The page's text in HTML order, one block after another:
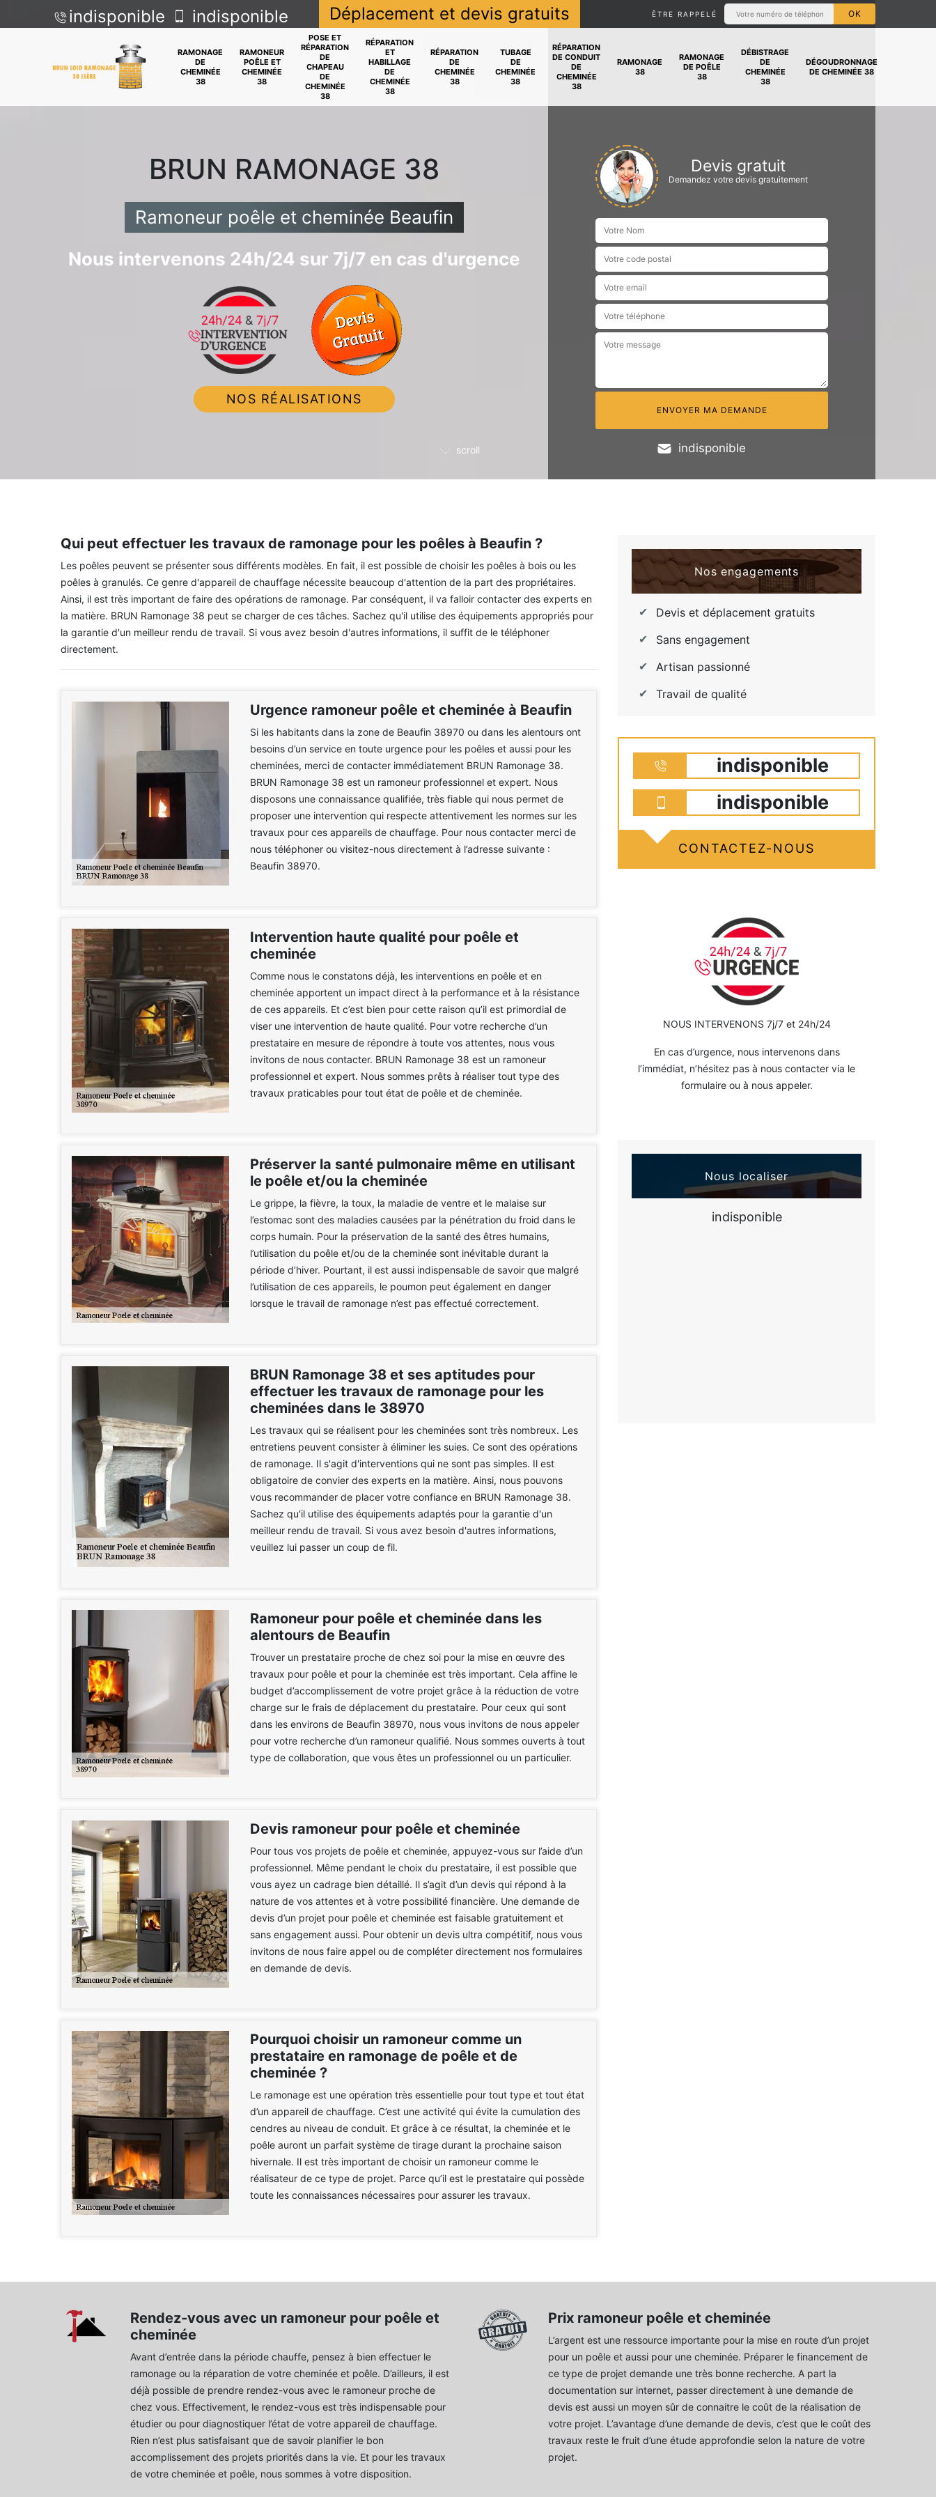
indisponible indisponible Déplacement et devis gratuits ÊTRE RAPPELÉ
RAMONAGE
DE
CHEMINÉE
38
RAMONEUR
POÊLE ET
CHEMINÉE
38
POSE ET
RÉPARATION
DE
CHAPEAU
DE
CHEMINÉE
38
RÉPARATION
ET
HABILLAGE
DE
CHEMINÉE
38
RÉPARATION
DE
CHEMINÉE
38
TUBAGE
DE
CHEMINÉE
38
RÉPARATION
DE CONDUIT
DE
CHEMINÉE
38
RAMONAGE
38
RAMONAGE
DE POÊLE
38
DÉBISTRAGE
DE
CHEMINÉE
38
DÉGOUDRONNAGE
DE CHEMINÉE 38
scroll
BRUN RAMONAGE 38
Ramoneur poêle et cheminée Beaufin
Nous intervenons 24h/24 sur 7j/7 en cas d'urgence
NOS RÉALISATIONS
Devis gratuit
Demandez votre devis gratuitement
indisponible
Qui peut effectuer les travaux de ramonage pour les poêles à Beaufin ?
Les poêles peuvent se présenter sous différents modèles. En fait, il est possible de choisir les poêles à bois ou les
poêles à granulés. Ce genre d'appareil de chauffage nécessite beaucoup d'attention de la part des propriétaires.
Ainsi, il est très important de faire des opérations de ramonage. Par conséquent, il va falloir contacter des experts en
la matière. BRUN Ramonage 38 peut se charger de ces tâches. Sachez qu'il utilise des équipements appropriés pour
la garantie d'un meilleur rendu de travail. Si vous avez besoin d'autres informations, il suffit de le téléphoner
directement.
Urgence ramoneur poêle et cheminée à Beaufin
Si les habitants dans la zone de Beaufin 38970 ou dans les alentours ont
besoins d’un service en toute urgence pour les poêles et aussi pour les
cheminées, merci de contacter immédiatement BRUN Ramonage 38.
BRUN Ramonage 38 est un ramoneur professionnel et expert. Nous
disposons une connaissance qualifiée, très fiable qui nous permet de
proposer une intervention qui respecte attentivement les normes sur les
travaux pour ces appareils de chauffage. Pour nous contacter merci de
nous téléphoner ou visitez-nous directement à l’adresse suivante :
Beaufin 38970.
Intervention haute qualité pour poêle et
cheminée
Comme nous le constatons déjà, les interventions en poêle et en
cheminée apportent un impact direct à la performance et à la résistance
de ces appareils. Et c’est bien pour cette raison qu’il est primordial de
viser une intervention de haute qualité. Pour votre recherche d’un
prestataire en mesure de répondre à toute vos attentes, nous vous
invitons de nous contacter. BRUN Ramonage 38 est un ramoneur
professionnel et expert. Nous sommes prêts à réaliser tout type des
travaux praticables pour tout état de poêle et de cheminée.
Préserver la santé pulmonaire même en utilisant
le poêle et/ou la cheminée
Le grippe, la fièvre, la toux, la maladie de ventre et le malaise sur
l’estomac sont des maladies causées par la pénétration du froid dans le
corps humain. Pour la préservation de la santé des êtres humains,
l’utilisation du poêle et/ou de la cheminée sont inévitable durant la
période d’hiver. Pourtant, il est aussi indispensable de savoir que malgré
l’utilisation de ces appareils, le poumon peut également en danger
lorsque le travail de ramonage n’est pas effectué correctement.
BRUN Ramonage 38 et ses aptitudes pour
effectuer les travaux de ramonage pour les
cheminées dans le 38970
Les travaux qui se réalisent pour les cheminées sont très nombreux. Les
entretiens peuvent consister à éliminer les suies. Ce sont des opérations
de ramonage. Il s'agit d'interventions qui ne sont pas simples. Il est
obligatoire de convier des experts en la matière. Ainsi, nous pouvons
vous recommander de placer votre confiance en BRUN Ramonage 38.
Sachez qu'il utilise des équipements adaptés pour la garantie d'un
meilleur rendu de travail. Si vous avez besoin d'autres informations,
veuillez lui passer un coup de fil.
Ramoneur pour poêle et cheminée dans les
alentours de Beaufin
Trouver un prestataire proche de chez soi pour la mise en œuvre des
travaux pour poêle et pour la cheminée est très important. Cela affine le
budget d’accomplissement de votre projet grâce à la réduction de votre
charge sur le frais de déplacement du prestataire. Pour ceux qui sont
dans les environs de Beaufin 38970, nous vous invitons de nous appeler
pour votre recherche d’un ramoneur qualifié. Nous sommes ouverts à tout
type de collaboration, que vous êtes un professionnel ou un particulier.
Devis ramoneur pour poêle et cheminée
Pour tous vos projets de poêle et cheminée, appuyez-vous sur l’aide d’un
professionnel. Même pendant le choix du prestataire, il est possible que
vous ayez un cadrage bien détaillé. Il s’agit d’un devis qui répond à la
nature de vos attentes et à votre possibilité financière. Une demande de
devis d’un projet pour poêle et cheminée est faisable gratuitement et
sans engagement aussi. Pour obtenir un devis ultra compétitif, nous vous
invitons de nous faire appel ou de compléter directement nos formulaires
en demande de devis.
Pourquoi choisir un ramoneur comme un
prestataire en ramonage de poêle et de
cheminée ?
Le ramonage est une opération très essentielle pour tout type et tout état
d’un appareil de chauffage. C’est une activité qui évite la cumulation des
cendres au niveau de conduit. Et grâce à ce résultat, la cheminée et le
poêle auront un parfait système de tirage durant la prochaine saison
hivernale. Il est très important de choisir un ramoneur comme le
réalisateur de ce type de projet. Parce qu’il est le prestataire qui possède
toute les connaissances nécessaires pour assurer les travaux.
Nos engagements
Devis et déplacement gratuits
Sans engagement
Artisan passionné
Travail de qualité
indisponible
indisponible
CONTACTEZ-NOUS
NOUS INTERVENONS 7j/7 et 24h/24
En cas d’urgence, nous intervenons dans
l’immédiat, n’hésitez pas à nous contacter via le
formulaire ou à nous appeler.
Nous localiser
indisponible
Rendez-vous avec un ramoneur pour poêle et
cheminée
Avant d’entrée dans la période chauffe, pensez à bien effectuer le
ramonage ou la réparation de votre cheminée et poêle. D’ailleurs, il est
déjà possible de prendre rendez-vous avec le ramoneur proche de
chez vous. Effectivement, le rendez-vous est très indispensable pour
étudier ou pour diagnostiquer l’état de votre appareil de chauffage.
Rien n’est plus satisfaisant que de savoir planifier le bon
accomplissement des projets priorités dans la vie. Et pour les travaux
de votre cheminée et poêle, nous sommes à votre disposition.
Prix ramoneur poêle et cheminée
L’argent est une ressource importante pour la mise en route d’un projet
pour un poêle et aussi pour une cheminée. Préparer le financement de
ce type de projet demande une très bonne recherche. A part la
documentation sur internet, passer directement à une demande de
devis est aussi un moyen sûr de connaitre le coût de la réalisation de
votre projet. L’avantage d’une demande de devis, c’est que le coût des
travaux reste le fruit d’une étude approfondie selon la nature de votre
projet.